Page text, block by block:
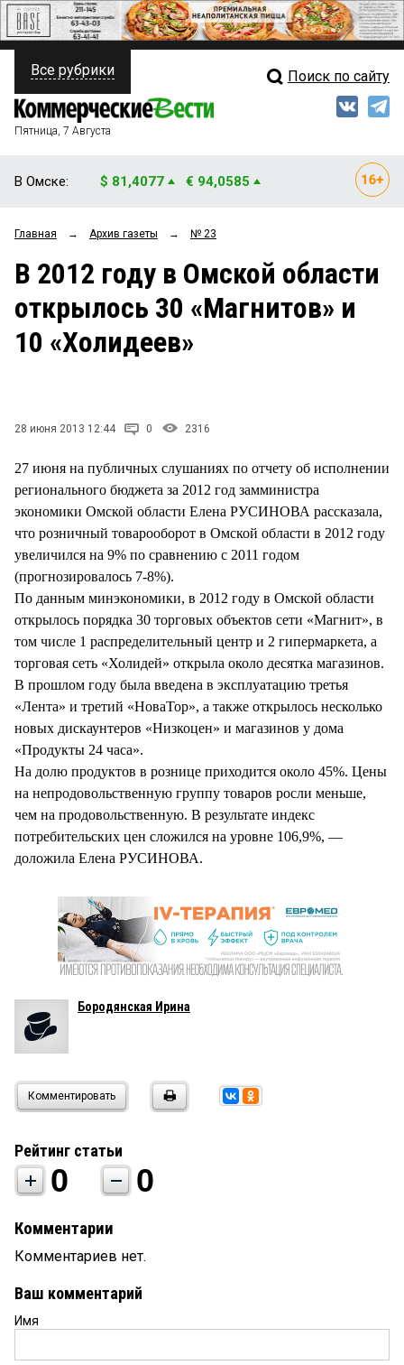
ПОЛИТИКА
ФИНАНСЫ
ОБЩЕСТВО
ЗАКОН
НОВОСТИ КОМПАНИЙ
Свежий выпуск
Рейтинги
Блоги
Все рубрики Поиск по сайту
Пятница, 7 Августа
В Омске: $ 81,4077 € 94,0585
Главная → Архив газеты → № 23
В 2012 году в Омской области
открылось 30 «Магнитов» и
10 «Холидеев»
28 июня 2013 12:44 0 2316
27 июня на публичных слушаниях по отчету об исполнении
регионального бюджета за 2012 год замминистра
экономики Омской области Елена РУСИНОВА рассказала,
что розничный товарооборот в Омской области в 2012 году
увеличился на 9% по сравнению с 2011 годом
(прогнозировалось 7-8%).
По данным минэкономики, в 2012 году в Омской области
открылось порядка 30 торговых объектов сети «Магнит», в
том числе 1 распределительный центр и 2 гипермаркета, а
торговая сеть «Холидей» открыла около десятка магазинов.
В прошлом году была введена в эксплуатацию третья
«Лента» и третий «НоваТор», а также открылось несколько
новых дискаунтеров «Низкоцен» и магазинов у дома
«Продукты 24 часа».
На долю продуктов в рознице приходится около 45%. Цены
на непродовольственную группу товаров росли меньше,
чем на продовольственную. В результате индекс
потребительских цен сложился на уровне 106,9%, —
доложила Елена РУСИНОВА.
Бородянская Ирина
Комментировать
Рейтинг статьи
0 0
Комментарии
Комментариев нет.
Ваш комментарий
Имя